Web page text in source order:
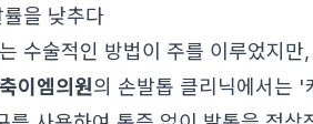
을 낮추다
수술적인 방법이 주를 이루었지만
이엠의원의 손발톱 클리닉에서는